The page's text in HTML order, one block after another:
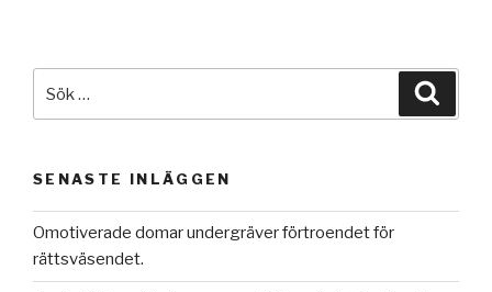
efter:
SENASTE INLÄGGEN
Omotiverade domar undergräver förtroendet för
rättsväsendet.